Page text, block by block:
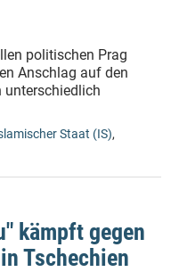
politischen Prag
Anschlag auf den
unterschiedlich
Staat (IS),
kämpft gegen
Tschechien